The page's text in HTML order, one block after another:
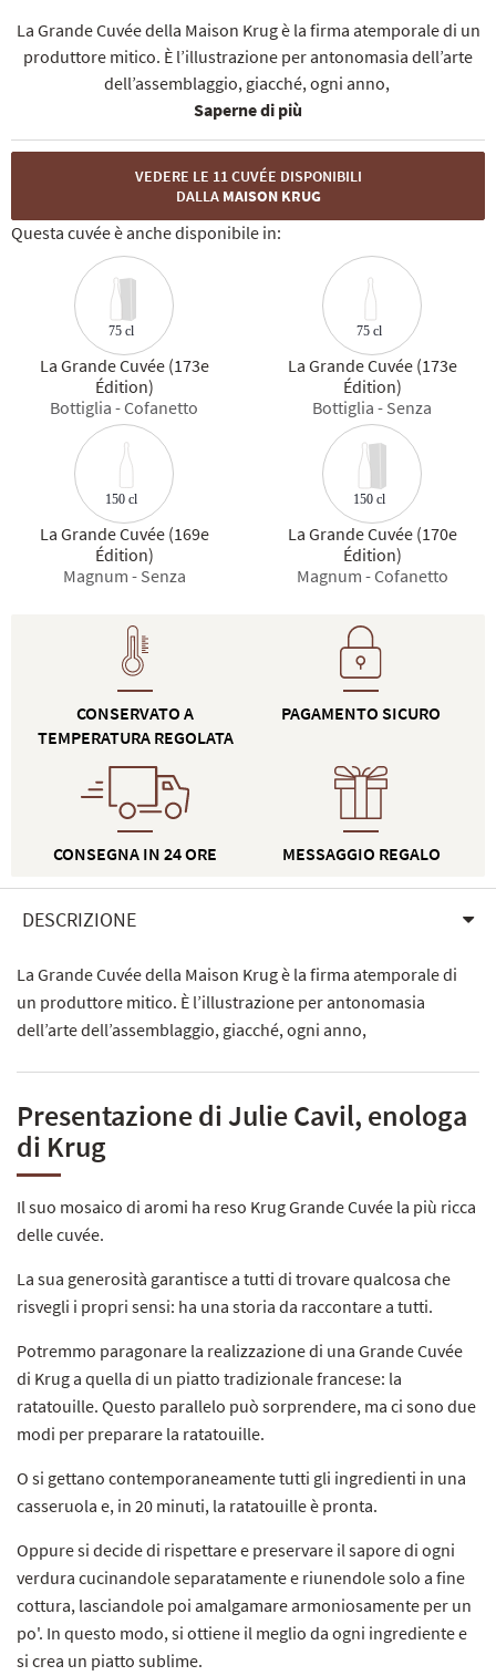
La Grande Cuvée della Maison Krug è la firma atemporale di un
produttore mitico. È l’illustrazione per antonomasia dell’arte
dell’assemblaggio, giacché, ogni anno,
Saperne di più
VEDERE LE 11 CUVÉE DISPONIBILI
DALLA MAISON KRUG
Questa cuvée è anche disponibile in:
75 cl
La Grande Cuvée (173e
Édition)
Bottiglia - Cofanetto
75 cl
La Grande Cuvée (173e
Édition)
Bottiglia - Senza
150 cl
La Grande Cuvée (169e
Édition)
Magnum - Senza
150 cl
La Grande Cuvée (170e
Édition)
Magnum - Cofanetto
CONSERVATO A
TEMPERATURA REGOLATA
CONSEGNA IN 24 ORE
PAGAMENTO SICURO
MESSAGGIO REGALO
DESCRIZIONE
La Grande Cuvée della Maison Krug è la firma atemporale di
un produttore mitico. È l’illustrazione per antonomasia
dell’arte dell’assemblaggio, giacché, ogni anno,
Presentazione di Julie Cavil, enologa
di Krug
Il suo mosaico di aromi ha reso Krug Grande Cuvée la più ricca
delle cuvée.
La sua generosità garantisce a tutti di trovare qualcosa che
risvegli i propri sensi: ha una storia da raccontare a tutti.
Potremmo paragonare la realizzazione di una Grande Cuvée
di Krug a quella di un piatto tradizionale francese: la
ratatouille. Questo parallelo può sorprendere, ma ci sono due
modi per preparare la ratatouille.
O si gettano contemporaneamente tutti gli ingredienti in una
casseruola e, in 20 minuti, la ratatouille è pronta.
Oppure si decide di rispettare e preservare il sapore di ogni
verdura cucinandole separatamente e riunendole solo a fine
cottura, lasciandole poi amalgamare armoniosamente per un
po'. In questo modo, si ottiene il meglio da ogni ingrediente e
si crea un piatto sublime.